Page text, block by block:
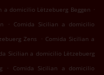
a domicilio Lëtzebuerg Beggen .
. Comida Sicilian a domicilio
Zens . Comida Sicilian a
Sicilian a domicilio Lëtzebuerg
.
Comida Sicilian a domicilio